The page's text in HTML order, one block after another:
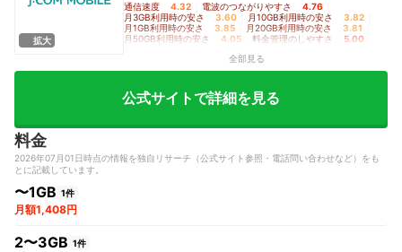
拡大
通信速度 4.32 電波のつながりやすさ 4.76
月3GB利用時の安さ 3.60 月10GB利用時の安さ 3.82
月1GB利用時の安さ 3.85 月20GB利用時の安さ 3.81
月50GB利用時の安さ 4.05 料金管理のしやすさ 5.00
全部見る
公式サイトで詳細を見る
料金
2026年07月01日時点の情報を独自リサーチ（公式サイト参照・電話問い合わせなど）をも
とに記載しています。
〜1GB 1件
月額1,408円
2〜3GB 1件